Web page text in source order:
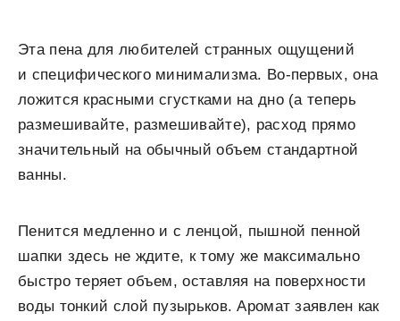
Эта пена для любителей странных ощущений
и специфического минимализма. Во-первых, она
ложится красными сгустками на дно (а теперь
размешивайте, размешивайте), расход прямо
значительный на обычный объем стандартной
ванны.
Пенится медленно и с ленцой, пышной пенной
шапки здесь не ждите, к тому же максимально
быстро теряет объем, оставляя на поверхности
воды тонкий слой пузырьков. Аромат заявлен как